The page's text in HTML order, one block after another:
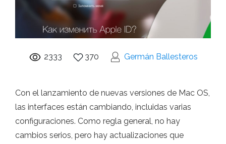
2333 370 Germán Ballesteros
Con el lanzamiento de nuevas versiones de Mac OS,
las interfaces están cambiando, incluidas varias
configuraciones. Como regla general, no hay
cambios serios, pero hay actualizaciones que